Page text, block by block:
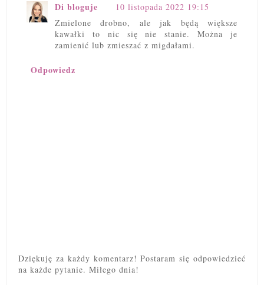
Di bloguje
10 listopada 2022 19:15
Zmielone drobno, ale jak będą większe
kawałki to nic się nie stanie. Można je
zamienić lub zmieszać z migdałami.
Odpowiedz
Dziękuję za każdy komentarz! Postaram się odpowiedzieć
na każde pytanie. Miłego dnia!